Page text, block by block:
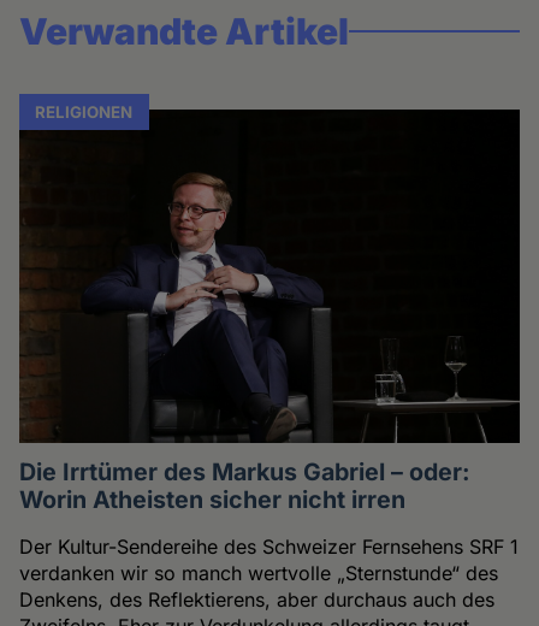
Verwandte Artikel
RELIGIONEN
Die Irrtümer des Markus Gabriel – oder:
Worin Atheisten sicher nicht irren
Der Kultur-Sendereihe des Schweizer Fernsehens SRF 1
verdanken wir so manch wertvolle „Sternstunde“ des
Denkens, des Reflektierens, aber durchaus auch des